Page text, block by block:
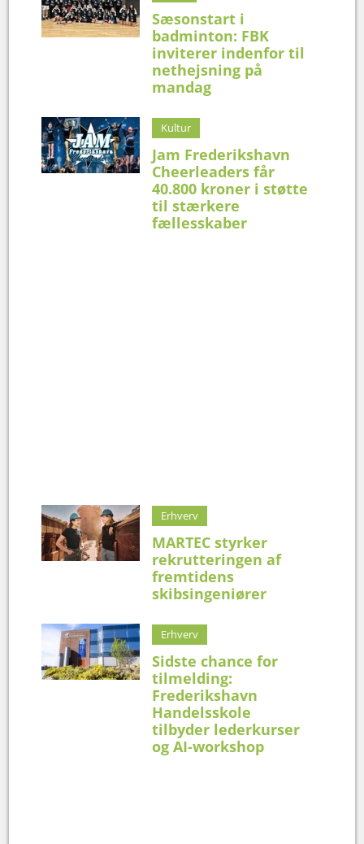
Sæsonstart i
badminton: FBK
inviterer indenfor til
nethejsning på
mandag
Kultur
Jam Frederikshavn
Cheerleaders får
40.800 kroner i støtte
til stærkere
fællesskaber
Erhverv
MARTEC styrker
rekrutteringen af
fremtidens
skibsingeniører
Erhverv
Sidste chance for
tilmelding:
Frederikshavn
Handelsskole
tilbyder lederkurser
og AI-workshop